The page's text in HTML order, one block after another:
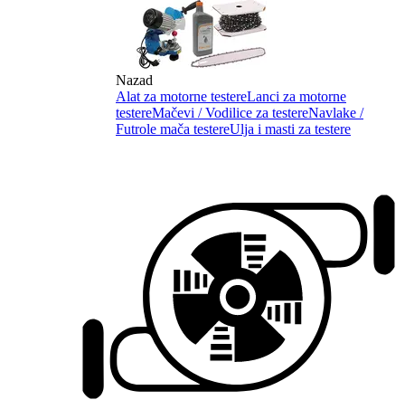
Nazad
Alat za motorne testereLanci za motorne
testereMačevi / Vodilice za testereNavlake /
Futrole mača testereUlja i masti za testere